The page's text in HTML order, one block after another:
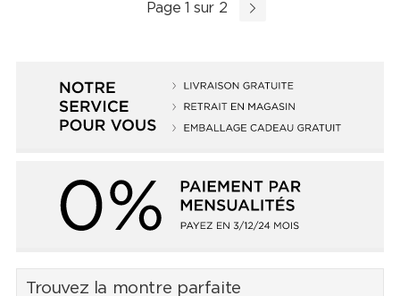
Page 1 sur 2
Trouvez la montre parfaite